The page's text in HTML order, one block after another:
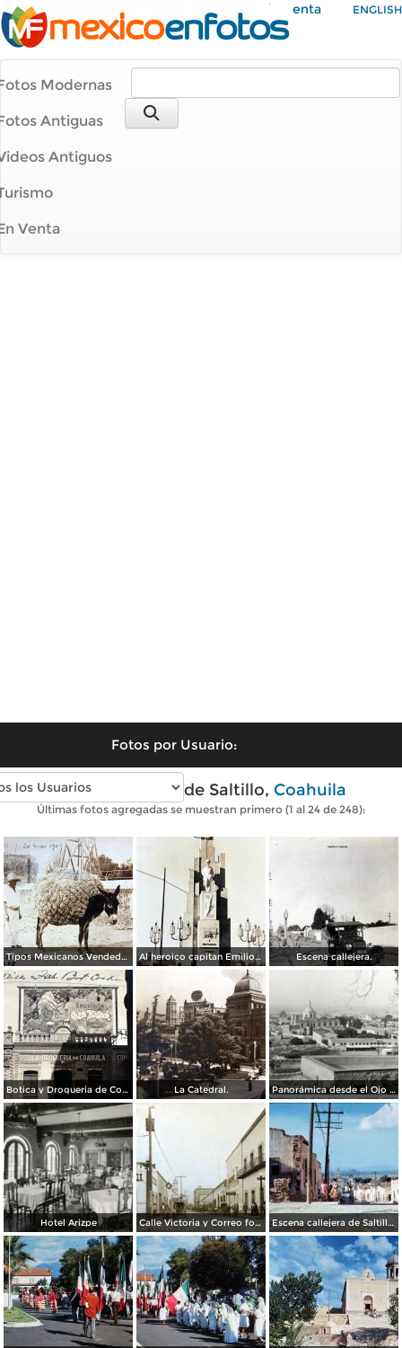
Mi Cuenta ENGLISH
Modernas
Antiguas
Antiguos
Venta
Fotos por Usuario:
Fotos antiguas de Saltillo, Coahuila
Últimas fotos agregadas se muestran primero (1 al 24 de 248):
Tipos Mexicanos Vendedores de paja. ( Circulada el 20 de Mayo de 1907 ). Al heroico capitan Emilio Carranza. Escena callejera.
Botica y Drogueria de Coahuila. La Catedral. Panorámica desde el Ojo de Agua
Hotel Arizpe Calle Victoria y Correo foto Macias ( Circulada el 18 de Julio de 1912 ). Escena callejera de Saltillo, Coahuila 1959.